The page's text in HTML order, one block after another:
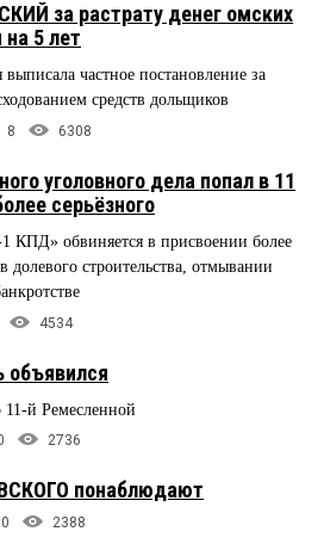
за растрату денег омских
5 лет
частное постановление за
средств дольщиков
8 6308
уголовного дела попал в 11
серьёзного
обвиняется в присвоении более
долевого строительства, отмывании
4534
й Ремесленной
2736
понаблюдают
0 2388